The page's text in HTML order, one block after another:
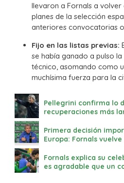
llevaron a Fornals a
planes de la selección
anteriores convocatorias
Fijo en las listas previas:
se había ganado a pulso
técnico, asomando como
muchísima fuerza para la
Pellegrini confirma lo
recuperaciones más
Primera decisión
Europa: Fornals vuelve
Fornals explica su
es agradable que un